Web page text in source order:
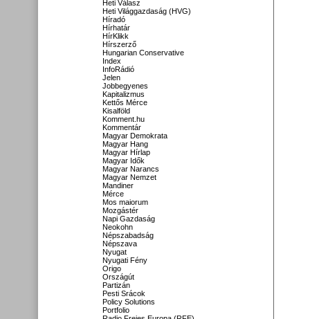
Heti Válasz
Heti Világgazdaság (HVG)
Híradó
Hírhatár
HírKlikk
Hírszerző
Hungarian Conservative
Index
InfoRádió
Jelen
Jobbegyenes
Kapitalizmus
Kettős Mérce
Kisalföld
Komment.hu
Kommentár
Magyar Demokrata
Magyar Hang
Magyar Hírlap
Magyar Idők
Magyar Narancs
Magyar Nemzet
Mandiner
Mérce
Mos maiorum
Mozgástér
Napi Gazdaság
Neokohn
Népszabadság
Népszava
Nyugat
Nyugati Fény
Origo
Országút
Partizán
Pesti Srácok
Policy Solutions
Portfolio